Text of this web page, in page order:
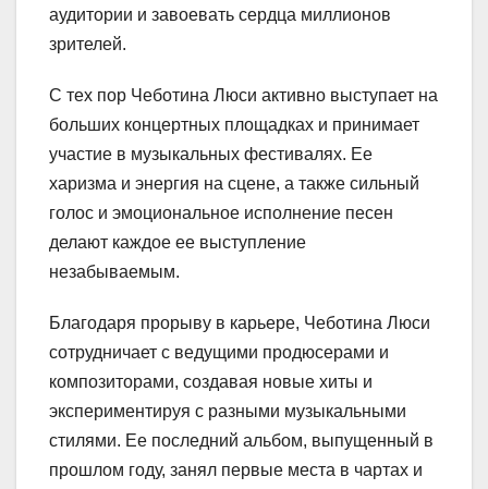
аудитории и завоевать сердца миллионов
зрителей.
С тех пор Чеботина Люси активно выступает на
больших концертных площадках и принимает
участие в музыкальных фестивалях. Ее
харизма и энергия на сцене, а также сильный
голос и эмоциональное исполнение песен
делают каждое ее выступление
незабываемым.
Благодаря прорыву в карьере, Чеботина Люси
сотрудничает с ведущими продюсерами и
композиторами, создавая новые хиты и
экспериментируя с разными музыкальными
стилями. Ее последний альбом, выпущенный в
прошлом году, занял первые места в чартах и